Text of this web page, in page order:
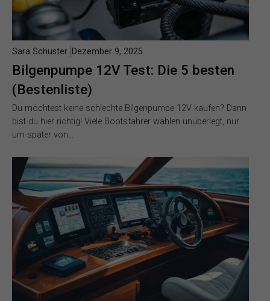
Bilgenpumpe 12V Test: Die 5 besten
(Bestenliste)
Sara Schuster Dezember 9, 2025
Du möchtest keine schlechte Bilgenpumpe 12V kaufen? Dann
bist du hier richtig! Viele Bootsfahrer wählen unüberlegt, nur
um später von…